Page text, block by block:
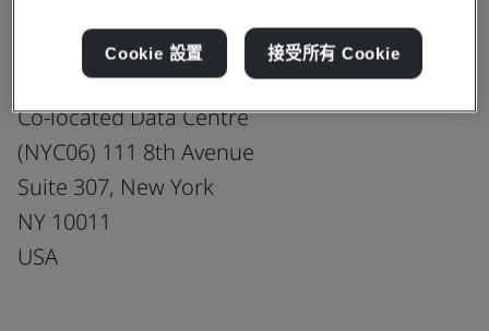
PCCW Global, Incorporated
Co-located Data Centre
(NYC06) 111 8th Avenue
Suite 307, New York
NY 10011
USA
Cookie 設置 接受所有 Cookie